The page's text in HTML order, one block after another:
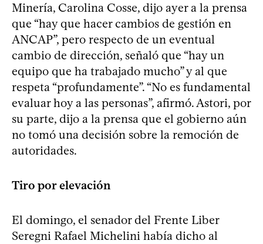
Minería, Carolina Cosse, dijo ayer a la prensa
que “hay que hacer cambios de gestión en
ANCAP”, pero respecto de un eventual
cambio de dirección, señaló que “hay un
equipo que ha trabajado mucho” y al que
respeta “profundamente”. “No es fundamental
evaluar hoy a las personas”, afirmó. Astori, por
su parte, dijo a la prensa que el gobierno aún
no tomó una decisión sobre la remoción de
autoridades.
Tiro por elevación
El domingo, el senador del Frente Liber
Seregni Rafael Michelini había dicho al